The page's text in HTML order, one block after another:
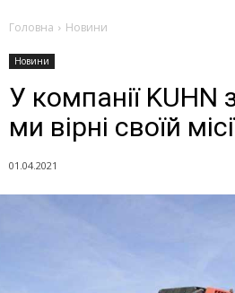
Головна Новини
Новини
У компанії KUHN
ми вірні своїй
01.04.2021